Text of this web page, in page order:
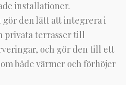
installationer.
gör den lätt att integrera i
privata terrasser till
och gör den till ett
både värmer och förhöjer